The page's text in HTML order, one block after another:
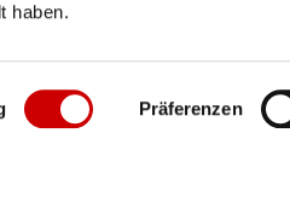
haben.
Präferenzen
Newsletter